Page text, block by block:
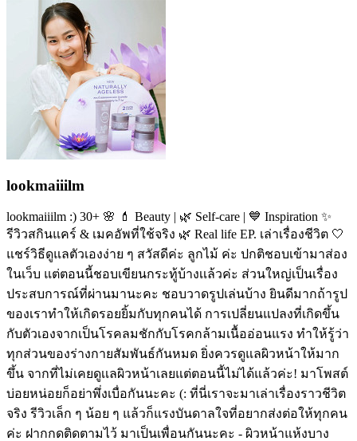
lookmaiiilm
lookmaiiilm :) 30+ 🌸 💄 Beauty | 🌿 Self-care | 💙 Inspiration ✨
รีวิวสกินแคร์ & เมคอัพที่ใช้จริง 🌿 Real life EP. เล่าเรื่องชีวิต 🤍
แชร์วิธีดูแลตัวเองง่าย ๆ สวัสดีค่ะ ลูกไม้ ค่ะ ปกติชอบเข้ามาส่อง
ในเว็บ แต่ตอนนี้ชอบเขียนกระทู้บ้างเเล้วค่ะ ส่วนใหญ่เป็นเรื่อง
ประสบการณ์ที่ผ่านมานะคะ ชอบวาดรูปเล่นบ้าง ยินดีมากถ้ารูป
ของเราทำให้เกิดรอยยิ้มกับทุกคนได้ การเปลี่ยนแปลงที่เกิดขึ้น
กับตัวเองจากเป็นโรคลมชักกับโรคกล้ามเนื้ออ่อนแรง ทำให้รู้ว่า
ทุกส่วนของร่างกายสัมพันธ์กันหมด ยิ่งควรดูแลผิวหน้าให้มาก
ขึ้น จากที่ไม่เคยดูเเลผิวหน้าเลยแต่ตอนนี้ไม่ได้แล้วค่ะ! มาโพสต์
บ่อยหน่อยก็อย่าพึ่งเบื่อกันนะคะ (: ที่นี่เราจะมาเล่าเรื่องราวชีวิต
จริง รีวิวเล็ก ๆ น้อย ๆ แล้วก็แรงบันดาลใจที่อยากส่งต่อให้ทุกคน
ค่ะ ฝากกดติดตามไว้ มาเป็นเพื่อนกันนะคะ - ผิวหน้าแห้งบาง